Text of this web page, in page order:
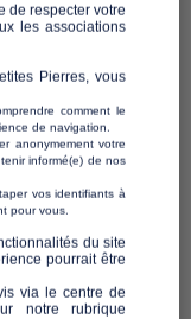
dans un lieu
de respecter votre
les associations
Pierres, vous
comment le
de navigation.
anonymement votre
informé(e) de nos
vos identifiants à
pour vous.
du site
pourrait être
via le centre de
notre rubrique